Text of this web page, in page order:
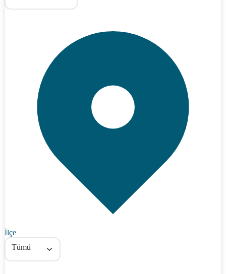
İlçe
Tümü